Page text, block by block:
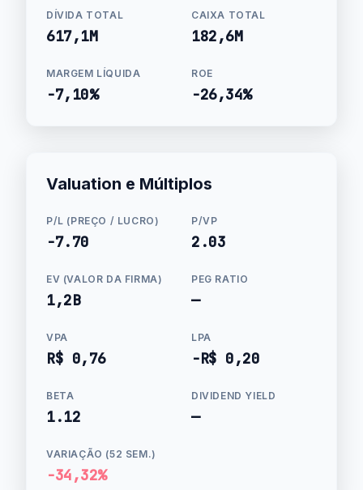
DÍVIDA TOTAL
617,1M
CAIXA TOTAL
182,6M
MARGEM LÍQUIDA
-7,10%
ROE
-26,34%
Valuation e Múltiplos
P/L (PREÇO / LUCRO)
-7.70
P/VP
2.03
EV (VALOR DA FIRMA)
1,2B
PEG RATIO
—
VPA
R$ 0,76
LPA
-R$ 0,20
BETA
1.12
DIVIDEND YIELD
—
VARIAÇÃO (52 SEM.)
-34,32%